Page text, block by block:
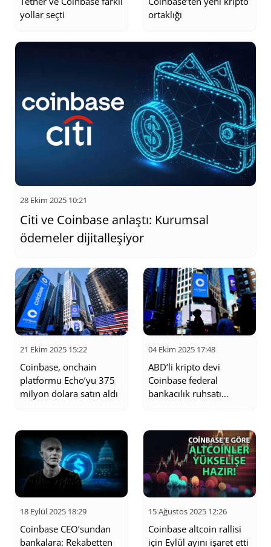
yollar seçti
ortaklığı
28 Ekim 2025 10:21
Citi ve Coinbase anlaştı: Kurumsal
ödemeler dijitalleşiyor
21 Ekim 2025 15:22
Coinbase, onchain
platformu Echo’yu 375
milyon dolara satın aldı
04 Ekim 2025 17:48
ABD’li kripto devi
Coinbase federal
bankacılık ruhsatı
18 Eylül 2025 18:29
Coinbase CEO’sundan
bankalara: Rekabetten
15 Ağustos 2025 12:26
Coinbase altcoin rallisi
için Eylül ayını işaret etti